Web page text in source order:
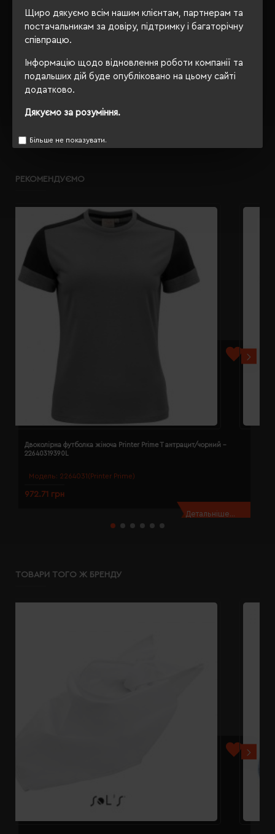
Щиро дякуємо всім нашим клієнтам, партнерам та
постачальникам за довіру, підтримку і багаторічну
співпрацю.
Інформацію щодо відновлення роботи компанії та
подальших дій буде опубліковано на цьому сайті
додатково.
Дякуємо за розуміння.
Більше не показувати.
Сертифікація
OEKO-TEX® Standard 100,
PETA-Approved Vegan
ОПИС
ВІДГУКИ
РЕКОМЕНДУЄМО
Модель: 2264031(Printer Prime)
Двоколірна футболка жіноча Printer Prime T антрацит/чорний -
22640319390L
972.71 грн
Детальніше...
ТОВАРИ ТОГО Ж БРЕНДУ